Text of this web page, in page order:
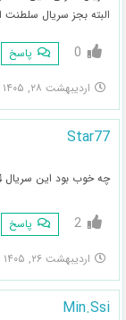
البته بجز سریال سلطنت
0 پاسخ
اردیبهشت ۲۸, ۱۴۰۵ ۱۲:۱۰ ق.ظ
Star77
چه خوب بود این
2 پاسخ
اردیبهشت ۲۶, ۱۴۰۵ ۱:۰۴ ق.ظ
Min.Ssi